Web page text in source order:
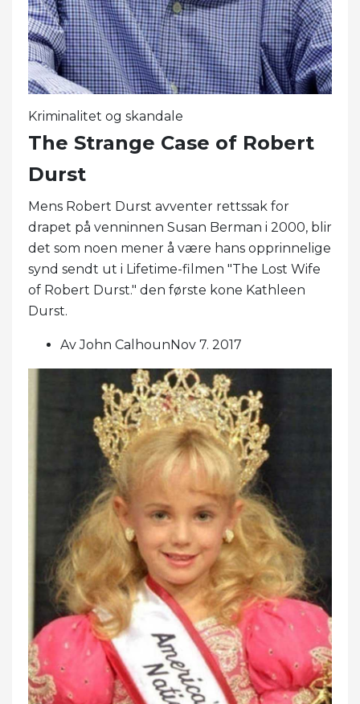
Kriminalitet og skandale
The Strange Case of Robert
Durst
Mens Robert Durst avventer rettssak for
drapet på venninnen Susan Berman i 2000, blir
det som noen mener å være hans opprinnelige
synd sendt ut i Lifetime-filmen "The Lost Wife
of Robert Durst." den første kone Kathleen
Durst.
Av John CalhounNov 7. 2017